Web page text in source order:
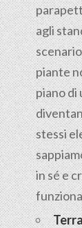
agli
piante
piano di
stessi
in sé e